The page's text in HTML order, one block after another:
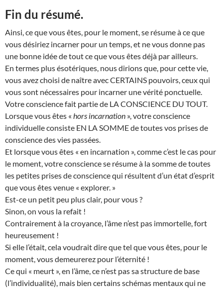
Fin du résumé.
Ainsi, ce que vous êtes, pour le moment, se résume à ce que
vous désiriez incarner pour un temps, et ne vous donne pas
une bonne idée de tout ce que vous êtes déjà par ailleurs.
En termes plus ésotériques, nous dirions que, pour cette vie,
vous avez choisi de naître avec CERTAINS pouvoirs, ceux qui
vous sont nécessaires pour incarner une vérité ponctuelle.
Votre conscience fait partie de LA CONSCIENCE DU TOUT.
Lorsque vous êtes « hors incarnation », votre conscience
individuelle consiste EN LA SOMME de toutes vos prises de
conscience des vies passées.
Et lorsque vous êtes « en incarnation », comme c’est le cas pour
le moment, votre conscience se résume à la somme de toutes
les petites prises de conscience qui résultent d’un état d’esprit
que vous êtes venue « explorer. »
Est-ce un petit peu plus clair, pour vous ?
Sinon, on vous la refait !
Contrairement à la croyance, l’âme n’est pas immortelle, fort
heureusement !
Si elle l’était, cela voudrait dire que tel que vous êtes, pour le
moment, vous demeurerez pour l’éternité !
Ce qui « meurt », en l’âme, ce n’est pas sa structure de base
(l’individualité), mais bien certains schémas mentaux qui ne